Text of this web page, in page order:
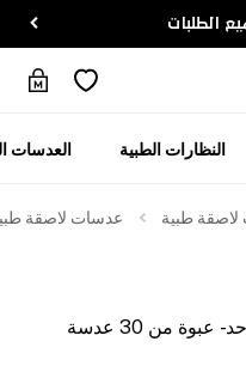
الطلبات
النظارات الطبية العدسات
طبية عدسات لاصقة طبية
من 30 عدسة